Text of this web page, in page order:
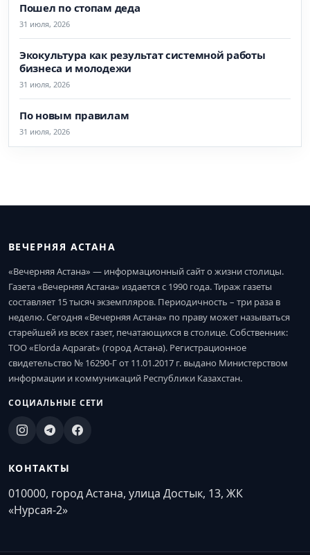
Пошел по стопам деда
31 июля, 2026
Экокультура как результат системной работы
бизнеса и молодежи
31 июля, 2026
По новым правилам
31 июля, 2026
ВЕЧЕРНЯЯ АСТАНА
«Вечерняя Астана» — информационный сайт о жизни столицы.
Газета «Вечерняя Астана» издается с 1990 года. Тираж газеты
составляет 15 тысяч экземпляров. Периодичность – три раза в
неделю. Сегодня «Вечерняя Астана» по праву может называться
старейшей из всех газет, печатающихся в столице. Собственник:
ТОО «Elorda Aqparat» (город Астана). Регистрационное
свидетельство № 16290-Г от 11.01.2017 г. выдано Министерством
информации и коммуникаций Республики Казахстан.
СОЦИАЛЬНЫЕ СЕТИ
КОНТАКТЫ
010000, город Астана, улица Достык, 13, ЖК
«Нурсая-2»